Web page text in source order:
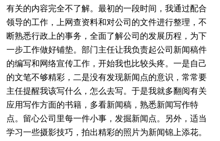
有关的内容完全不了解。最初的一段时间，我通过配合
领导的工作，上网查资料和对公司的文件进行整理，不
断熟悉行政上的事务，全面了解公司的发展历程，为下
一步工作做好铺垫。部门主任让我负责起公司新闻稿件
的编写和网络宣传工作，开始我也比较头疼。一是自己
的文笔不够精彩，二是没有发现新闻点的意识，常常要
主任提醒我该写什么，怎么去写。于是我就多翻阅有关
应用写作方面的书籍，多看新闻稿，熟悉新闻写作特
点。留心公司里每一件小事，发掘新闻点。另外，适当
学习一些摄影技巧，拍出精彩的照片为新闻锦上添花。